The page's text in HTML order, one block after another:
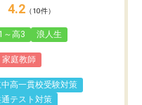
4.2 （10件）
～高3 浪人生
家庭教師
中高一貫校受験対策
テスト対策